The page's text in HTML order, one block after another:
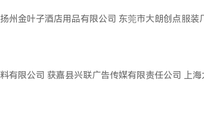
扬州金叶子酒店用品有限公司 东莞市大朗创点服装
料有限公司 获嘉县兴联广告传媒有限责任公司 上海